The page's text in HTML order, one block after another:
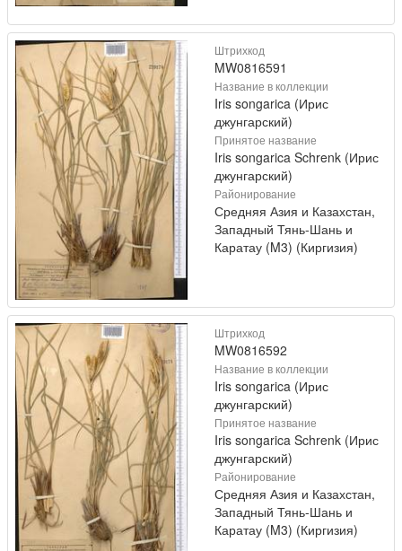
Штрихкод
MW0816591
Название в коллекции
Iris songarica (Ирис
джунгарский)
Принятое название
Iris songarica Schrenk (Ирис
джунгарский)
Районирование
Средняя Азия и Казахстан,
Западный Тянь-Шань и
Каратау (M3) (Киргизия)
Штрихкод
MW0816592
Название в коллекции
Iris songarica (Ирис
джунгарский)
Принятое название
Iris songarica Schrenk (Ирис
джунгарский)
Районирование
Средняя Азия и Казахстан,
Западный Тянь-Шань и
Каратау (M3) (Киргизия)